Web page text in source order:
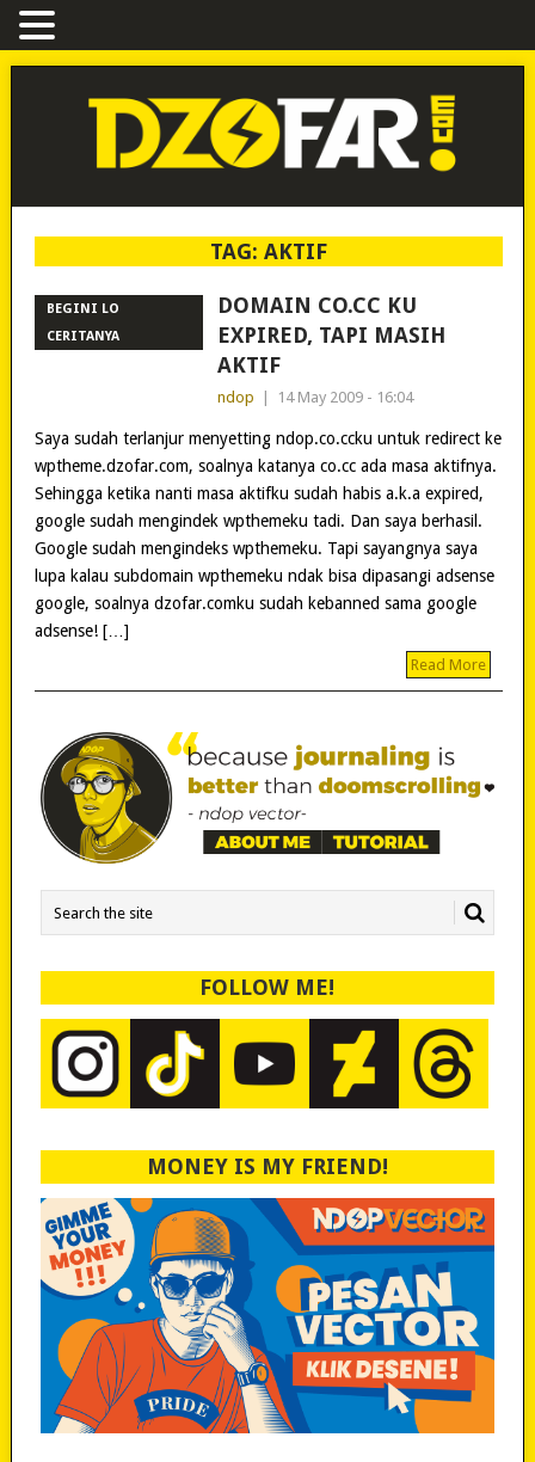
TAG: AKTIF
BEGINI LO
CERITANYA
DOMAIN CO.CC KU
EXPIRED, TAPI MASIH
AKTIF
ndop 14 May 2009 - 16:04
Saya sudah terlanjur menyetting ndop.co.ccku untuk redirect ke
wptheme.dzofar.com, soalnya katanya co.cc ada masa aktifnya.
Sehingga ketika nanti masa aktifku sudah habis a.k.a expired,
google sudah mengindek wpthemeku tadi. Dan saya berhasil.
Google sudah mengindeks wpthemeku. Tapi sayangnya saya
lupa kalau subdomain wpthemeku ndak bisa dipasangi adsense
google, soalnya dzofar.comku sudah kebanned sama google
adsense! […]
Read More
FOLLOW ME!
MONEY IS MY FRIEND!